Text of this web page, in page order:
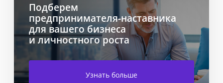
Подберем
предпринимателя-наставника
для вашего бизнеса
и личностного роста
Узнать больше